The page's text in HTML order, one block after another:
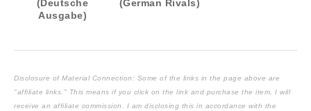
(Deutsche
Ausgabe)
(German Rivals)
Disclosure of Material Connection: Some of the links in the page above are
"affiliate links." This means if you click on the link and purchase the item, I will
receive an affiliate commission. I am disclosing this in accordance with the